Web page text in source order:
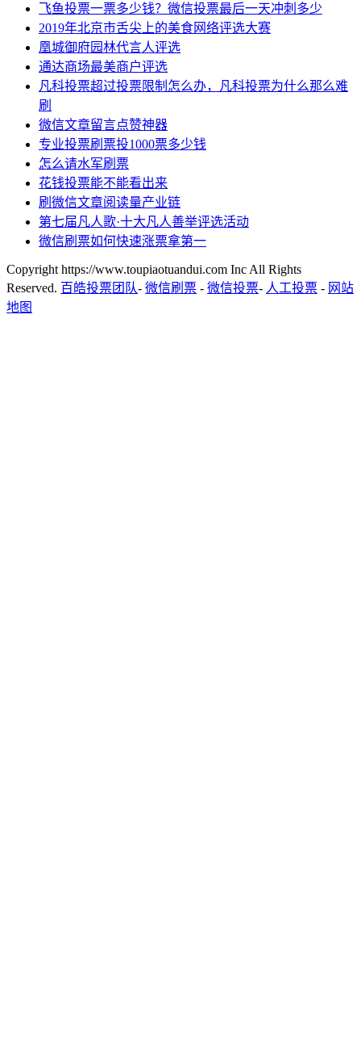
飞鱼投票一票多少钱？微信投票最后一天冲刺多少
2019年北京市舌尖上的美食网络评选大赛
凰城御府园林代言人评选
通达商场最美商户评选
凡科投票超过投票限制怎么办，凡科投票为什么那么难
刷
微信文章留言点赞神器
专业投票刷票投1000票多少钱
怎么请水军刷票
花钱投票能不能看出来
刷微信文章阅读量产业链
第七届凡人歌·十大凡人善举评选活动
微信刷票如何快速涨票拿第一
Copyright https://www.toupiaotuandui.com Inc All Rights
Reserved. 百皓投票团队- 微信刷票 - 微信投票- 人工投票 - 网站
地图